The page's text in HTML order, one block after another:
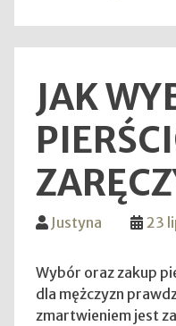
JAK
Justyna 23
Wybór oraz zakup
dla mężczyzn
zmartwieniem jest